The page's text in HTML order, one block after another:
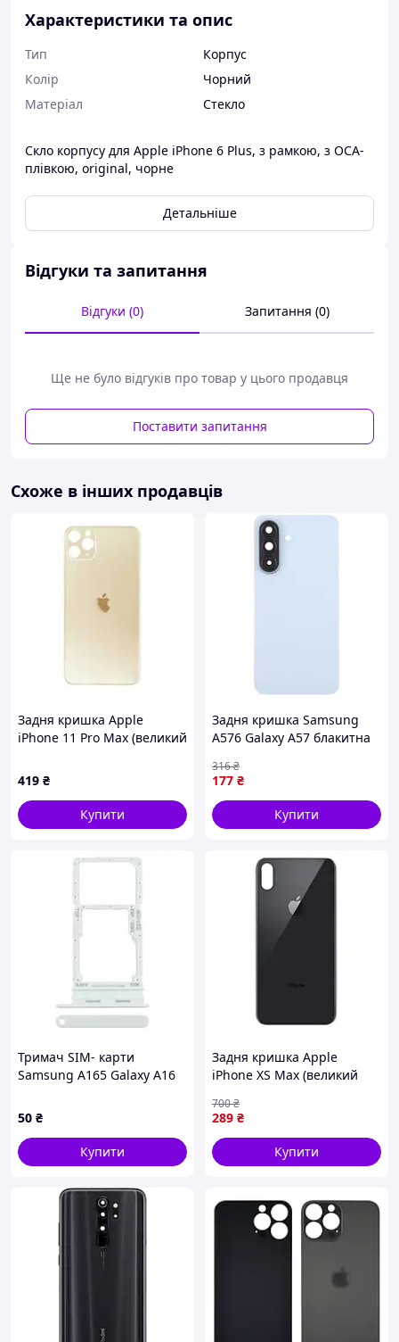
Характеристики та опис
Тип
Корпус
Колір
Чорний
Матеріал
Стекло
Скло корпусу для Apple iPhone 6 Plus, з рамкою, з OCA-
плівкою, original, чорне
Детальніше
Відгуки та запитання
Відгуки (0) Запитання (0)
Ще не було відгуків про товар у цього продавця
Поставити запитання
Схоже в інших продавців
Задня кришка Apple
iPhone 11 Pro Max (великий
419 ₴
Купити
Задня кришка Samsung
A576 Galaxy A57 блакитна
177 ₴
316₴
Купити
Тримач SIM- карти
Samsung A165 Galaxy A16
50 ₴
Купити
Задня кришка Apple
iPhone XS Max (великий
Gray
289 ₴
700₴
Купити